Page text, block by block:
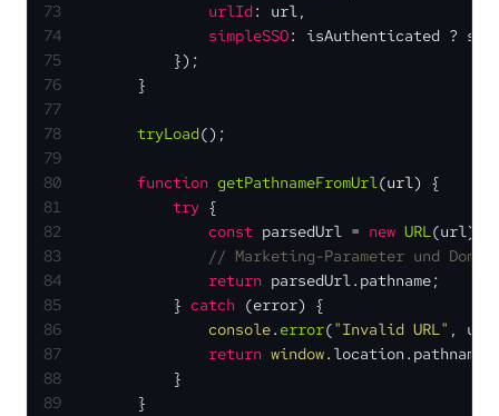
73
urlId: url,
74
simpleSSO: isAuthenticated ?
75
            });
76
        }
77
78
tryLoad();
79
80
function getPathnameFromUrl(url) {
81
try {
82
const parsedUrl = new URL(url);
83
// Marketing-Parameter und
84
return parsedUrl. pathname;
85
            }
catch (error) {
86
console. error("Invalid URL" ,
87
return window. location . pathname
88
            }
89
        }